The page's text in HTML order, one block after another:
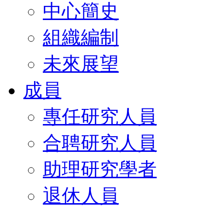
中心簡史
組織編制
未來展望
成員
專任研究人員
合聘研究人員
助理研究學者
退休人員